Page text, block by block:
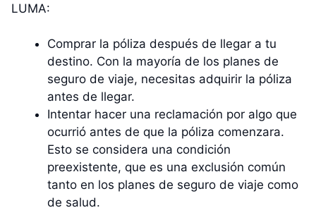
LUMA:
Comprar la póliza después de llegar a tu
destino. Con la mayoría de los planes de
seguro de viaje, necesitas adquirir la póliza
antes de llegar.
Intentar hacer una reclamación por algo que
ocurrió antes de que la póliza comenzara.
Esto se considera una condición
preexistente, que es una exclusión común
tanto en los planes de seguro de viaje como
de salud.